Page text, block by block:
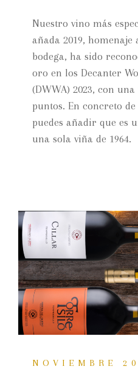
Nuestro vino más
añada 2019,
bodega, ha sido
oro en los Decanter
(DWWA) 2023, con
puntos. En concreto
puedes añadir que es
una sola viña de 1964.
NOVIEMBRE